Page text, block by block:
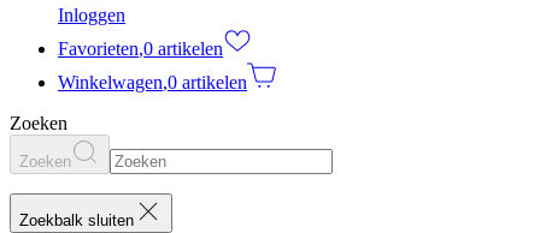
Inloggen
Favorieten,0 artikelen
Winkelwagen,0 artikelen
Zoeken
Zoeken
Zoekbalk sluiten